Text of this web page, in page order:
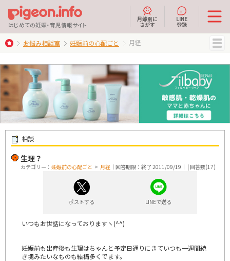
はじめての妊娠・育児情報サイト
月齢別に
さがす
LINE
登録
お悩み相談室 妊娠前の心配ごと 月経
相談
生理？
カテゴリー： 妊娠前の心配ごと > 月経 ｜回答期限：終了 2011/09/19｜ | 回答数(17)
ポストする LINEで送る
いつもお世話になっておりますヽ(^^)
妊娠前も出産後も生理はちゃんと予定日通りにきていつも一週間続
き塊みたいなものも結構多くでます。